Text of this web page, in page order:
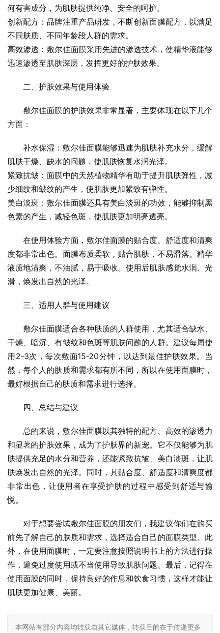
何有害成分，为肌肤提供纯净、安全的呵护。
创新配方：品牌注重产品研发，不断创新面膜配方，以满足
不同肤质、不同年龄段人群的需求。
高效渗透：敷尔佳面膜采用先进的渗透技术，使精华液能够
迅速渗透至肌肤深层，发挥更好的护肤效果。
二、护肤效果与使用体验
敷尔佳面膜的护肤效果非常显著，主要体现在以下几个
方面：
补水保湿：敷尔佳面膜能够迅速为肌肤补充水分，缓解
肌肤干燥、缺水的问题，使肌肤恢复水润光泽。
紧致抗皱：面膜中的天然植物精华有助于提升肌肤弹性，减
少细纹和皱纹的产生，使肌肤更加紧致有弹性。
美白淡斑：敷尔佳面膜还具有美白淡斑的功效，能够抑制黑
色素的产生，减轻色斑，使肌肤更加明亮透亮。
在使用体验方面，敷尔佳面膜的贴合度、舒适度和清爽
度都非常出色。面膜布质柔软，贴合肌肤，不易滑落。精华
液质地清爽，不油腻，易于吸收。使用后肌肤感觉水润、光
滑，焕发出自然的光泽。
三、适用人群与使用建议
敷尔佳面膜适合各种肤质的人群使用，尤其适合缺水、
干燥、暗沉、有皱纹和色斑等肌肤问题的人群。建议每周使
用2-3次，每次敷面15-20分钟，以达到最佳护肤效果。当
然，每个人的肤质和需求都有所不同，所以在使用面膜时，
最好根据自己的肤质和需求进行选择。
四、总结与建议
总的来说，敷尔佳面膜以其独特的配方、高效的渗透力
和显著的护肤效果，成为了护肤界的新宠。它不仅能够为肌
肤提供充足的水分和营养，还能紧致抗皱、美白淡斑，让肌
肤焕发出自然的光泽。同时，其贴合度、舒适度和清爽度都
非常出色，让使用者在享受护肤的过程中感受到舒适与愉
悦。
对于想要尝试敷尔佳面膜的朋友们，我建议你们在购买
前先了解自己的肤质和需求，选择适合自己的面膜类型。此
外，在使用面膜时，一定要注意按照说明书上的方法进行操
作，避免过度使用或不当使用导致肌肤问题。最后，记得在
使用面膜的同时，保持良好的作息和饮食习惯，这样才能让
肌肤更加健康、美丽。
本网站有部分内容均转载自其它媒体，转载目的在于传递更多